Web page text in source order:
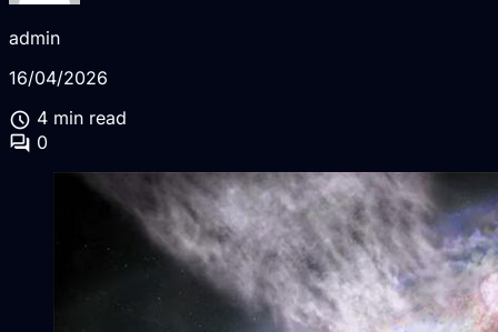
admin
16/04/2026
schedule 4 min read
forum 0